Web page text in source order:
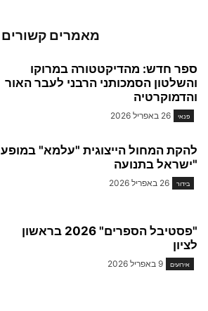
מאמרים קשורים
ספר חדש: מהדיקטטורה במרוקו
והשלטון הסמכותני הרבני לעבר האור
והדמוקרטיה
פנאי 26 באפריל 2026
להקת המחול הייצוגית "עלמא" במופע
"ישראל בתנועה
בידור 26 באפריל 2026
"פסטיבל הספרים" 2026 בראשון
לציון
אירועים 9 באפריל 2026